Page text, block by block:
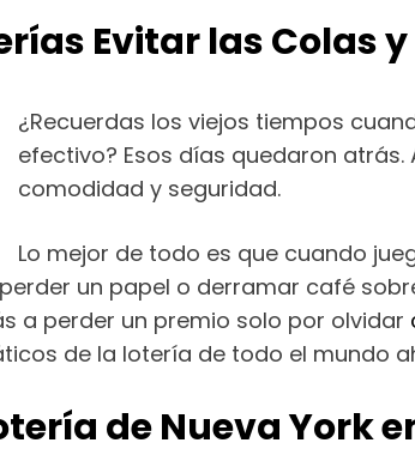
Evitar las Colas
¿Recuerdas los viejos tiempos
efectivo? Esos días quedaron atrás.
comodidad y seguridad.
Lo mejor de todo es que cuando
un papel o derramar café
a perder un premio solo por olvidar
de la lotería de todo el mundo
de Nueva York